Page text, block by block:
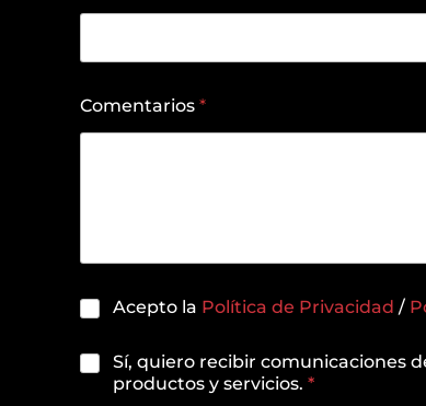
Comentarios *
Acepto la Política de Privacidad /
Sí, quiero recibir comunicaciones
productos y servicios. *